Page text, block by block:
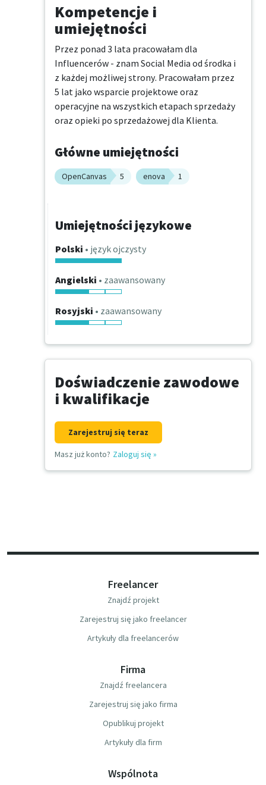
Kompetencje i
umiejętności
Przez ponad 3 lata pracowałam dla
Influencerów - znam Social Media od środka i
z każdej możliwej strony. Pracowałam przez
5 lat jako wsparcie projektowe oraz
operacyjne na wszystkich etapach sprzedaży
oraz opieki po sprzedażowej dla Klienta.
Główne umiejętności
OpenCanvas 5 enova 1
Umiejętności językowe
Polski • język ojczysty
Angielski • zaawansowany
Rosyjski • zaawansowany
Doświadczenie zawodowe
i kwalifikacje
Zarejestruj się teraz
Masz już konto? Zaloguj się »
Freelancer
Znajdź projekt
Zarejestruj się jako freelancer
Artykuły dla freelancerów
Firma
Znajdź freelancera
Zarejestruj się jako firma
Opublikuj projekt
Artykuły dla firm
Wspólnota